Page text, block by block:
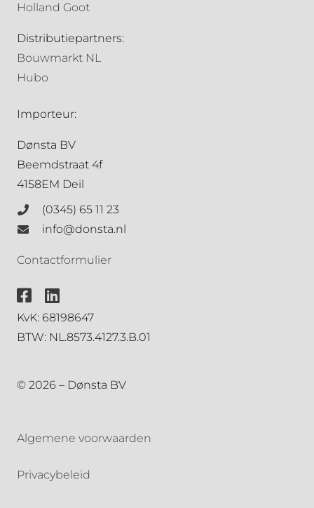
Holland Goot
Distributiepartners:
Bouwmarkt NL
Hubo
Importeur:
Dønsta BV
Beemdstraat 4f
4158EM Deil
(0345) 65 11 23
info@donsta.nl
Contactformulier
KvK: 68198647
BTW: NL.8573.4127.3.B.01
© 2026 – Dønsta BV
Algemene voorwaarden
Privacybeleid